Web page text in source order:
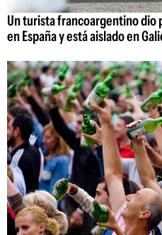
Un turista francoargentino dio
en España y está aislado en